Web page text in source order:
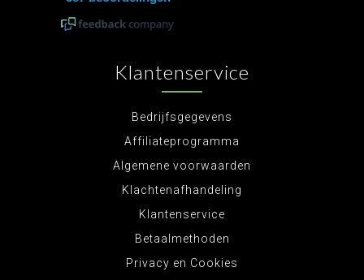
Klantenservice
Bedrijfsgegevens
Affiliateprogramma
Algemene voorwaarden
Klachtenafhandeling
Klantenservice
Betaalmethoden
Privacy en Cookies